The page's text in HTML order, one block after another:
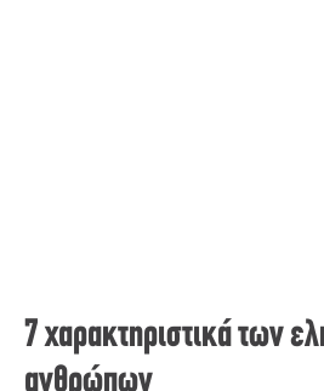
7 χαρακτηριστικά των
ανθρώπων